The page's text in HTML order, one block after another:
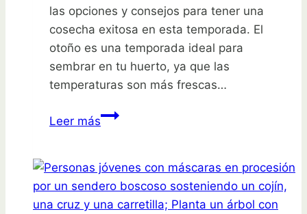
las opciones y consejos para tener una
cosecha exitosa en esta temporada. El
otoño es una temporada ideal para
sembrar en tu huerto, ya que las
temperaturas son más frescas…
Leer másSiembra
de
otoño:
descubre